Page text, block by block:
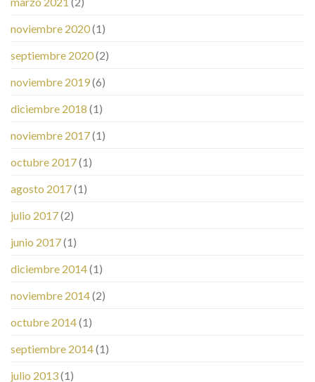
noviembre 2020(1)
septiembre 2020(2)
noviembre 2019(6)
diciembre 2018 (1)
noviembre 2017(1)
octubre 2017(1)
agosto 2017(1)
julio 2017(2)
junio 2017(1)
diciembre 2014(1)
noviembre 2014(2)
octubre 2014(1)
septiembre 2014(1)
julio 2013(1)